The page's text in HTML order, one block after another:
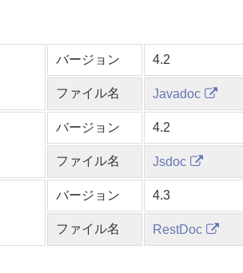
バージョン 4.2
ファイル名 Javadoc
バージョン 4.2
ファイル名 Jsdoc
バージョン 4.3
ファイル名 RestDoc